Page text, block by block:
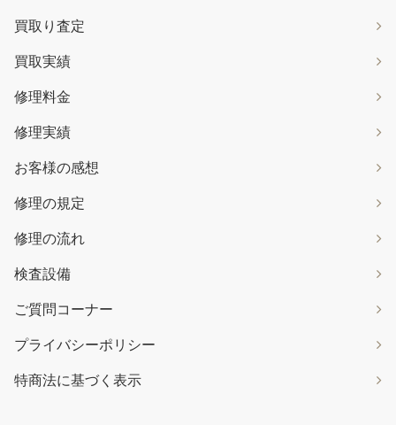
買取り査定
買取実績
修理料金
修理実績
お客様の感想
修理の規定
修理の流れ
検査設備
ご質問コーナー
プライバシーポリシー
特商法に基づく表示